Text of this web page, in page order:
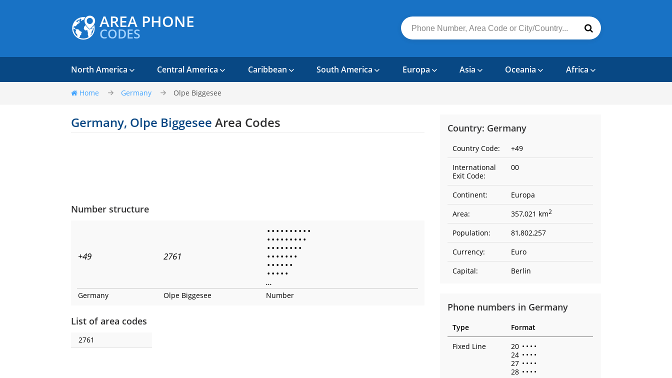
AREA PHONE
CODES
North America Central America Caribbean South America Europa Asia Oceania Africa
Home Germany Olpe Biggesee
Germany, Olpe Biggesee Area Codes
Number structure
+49 2761
• • • • • • • • • •
• • • • • • • • •
• • • • • • • •
• • • • • • •
• • • • • •
• • • • •
...
Germany Olpe Biggesee Number
List of area codes
2761
Country: Germany
Country Code:
+49
International
Exit Code:
00
Continent:
Europa
Area:
357,021 km2
Population:
81,802,257
Currency:
Euro
Capital:
Berlin
Phone numbers in Germany
Type
Format
Fixed Line
20 • • • •
24 • • • •
27 • • • •
28 • • • •